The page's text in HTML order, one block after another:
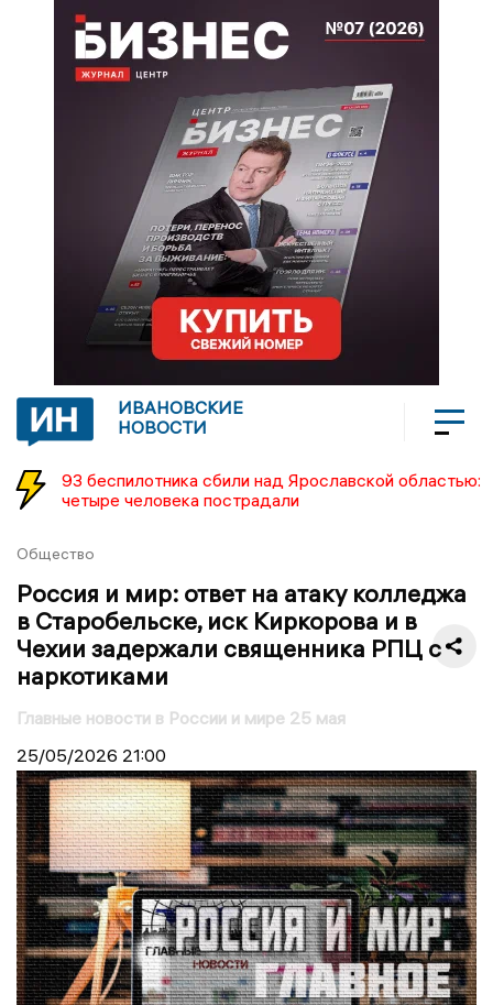
ИВАНОВСКИЕ
НОВОСТИ
93 беспилотника сбили над Ярославской областью:
четыре человека пострадали
Общество
Россия и мир: ответ на атаку колледжа
в Старобельске, иск Киркорова и в
Чехии задержали священника РПЦ с
наркотиками
Главные новости в России и мире 25 мая
25/05/2026 21:00